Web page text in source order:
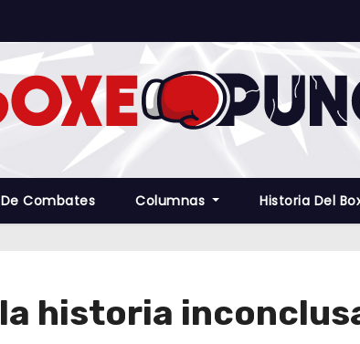
Combates Columnas Historia Del
historia